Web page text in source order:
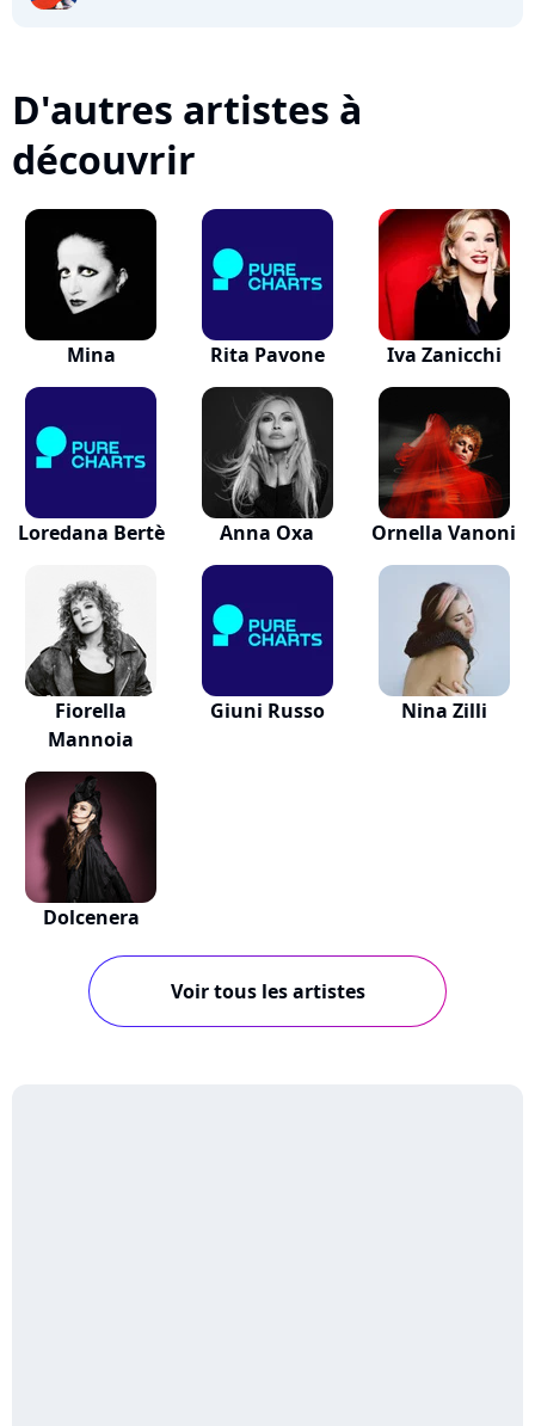
D'autres artistes à
découvrir
Mina Rita Pavone Iva Zanicchi
Loredana Bertè Anna Oxa Ornella Vanoni
Fiorella
Mannoia
Giuni Russo Nina Zilli
Dolcenera
Voir tous les artistes